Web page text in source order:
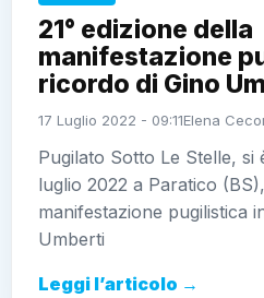
21° edizione della
manifestazione
ricordo di Gino
17 Luglio 2022 - 09:11Elena
Pugilato Sotto Le Stelle, si
luglio 2022 a Paratico
manifestazione pugilistica
Umberti
Leggi l’articolo →